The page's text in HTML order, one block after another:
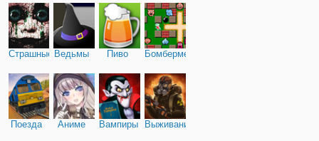
Страшные Ведьмы Пиво Бомбермен
Поезда Аниме Вампиры Выживание